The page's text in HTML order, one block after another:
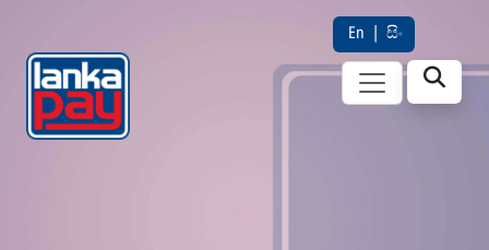
En සිං